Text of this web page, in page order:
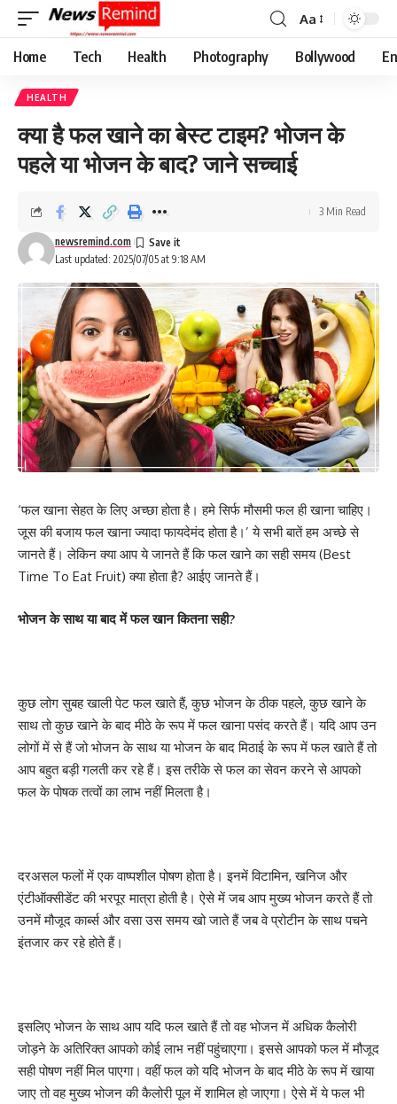
Font
Resizer
Aa
Home Tech Health Photography Bollywood
HEALTH
क्या है फल खाने का बेस्ट टाइम? भोजन के
पहले या भोजन के बाद? जाने सच्चाई
Last updated: 2025/07/05 at 9:18 AM
newsremind.com
3 Min Read
‘फल खाना सेहत के लिए अच्छा होता है। हमे सिर्फ मौसमी फल ही खाना चाहिए।
जूस की बजाय फल खाना ज्यादा फायदेमंद होता है।’ ये सभी बातें हम अच्छे से
जानते हैं। लेकिन क्या आप ये जानते हैं कि फल खाने का सही समय (Best
Time To Eat Fruit) क्या होता है? आईए जानते हैं।
भोजन के साथ या बाद में फल खान कितना सही?
कुछ लोग सुबह खाली पेट फल खाते हैं, कुछ भोजन के ठीक पहले, कुछ खाने के
साथ तो कुछ खाने के बाद मीठे के रूप में फल खाना पसंद करते हैं। यदि आप उन
लोगों में से हैं जो भोजन के साथ या भोजन के बाद मिठाई के रूप में फल खाते हैं तो
आप बहुत बड़ी गलती कर रहे हैं। इस तरीके से फल का सेवन करने से आपको
फल के पोषक तत्वों का लाभ नहीं मिलता है।
दरअसल फलों में एक वाष्पशील पोषण होता है। इनमें विटामिन, खनिज और
एंटीऑक्सीडेंट की भरपूर मात्रा होती है। ऐसे में जब आप मुख्य भोजन करते हैं तो
उनमें मौजूद कार्ब्स और वसा उस समय खो जाते हैं जब वे प्रोटीन के साथ पचने
इंतजार कर रहे होते हैं।
इसलिए भोजन के साथ आप यदि फल खाते हैं तो वह भोजन में अधिक कैलोरी
जोड़ने के अतिरिक्त आपको कोई लाभ नहीं पहुंचाएगा। इससे आपको फल में मौजूद
सही पोषण नहीं मिल पाएगा। वहीं फल को यदि भोजन के बाद मीठे के रूप में खाया
जाए तो वह मुख्य भोजन की कैलोरी पूल में शामिल हो जाएगा। ऐसे में ये फल भी